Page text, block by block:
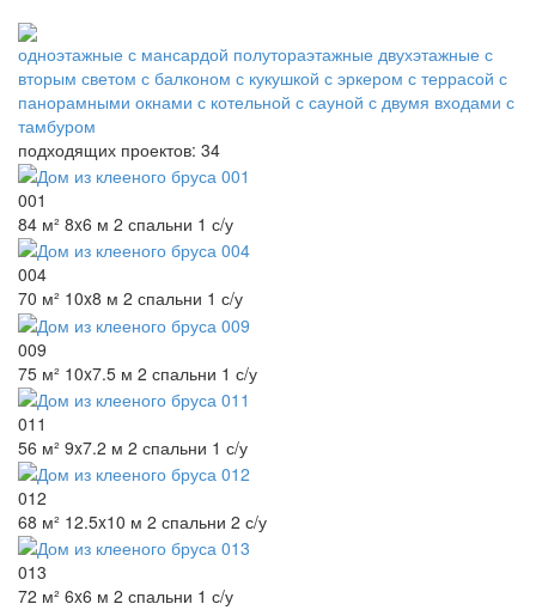
одноэтажные с мансардой полутораэтажные двухэтажные с
вторым светом с балконом с кукушкой с эркером с террасой с
панорамными окнами с котельной с сауной с двумя входами с
тамбуром
подходящих проектов: 34
001
84 м² 8x6 м 2 спальни 1 с/у
004
70 м² 10x8 м 2 спальни 1 с/у
009
75 м² 10x7.5 м 2 спальни 1 с/у
011
56 м² 9x7.2 м 2 спальни 1 с/у
012
68 м² 12.5x10 м 2 спальни 2 с/у
013
72 м² 6x6 м 2 спальни 1 с/у